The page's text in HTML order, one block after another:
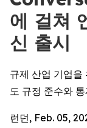
에 걸쳐
신 출시
규제 산업 기업을
도 규정 준수와
런던, Feb. 05,